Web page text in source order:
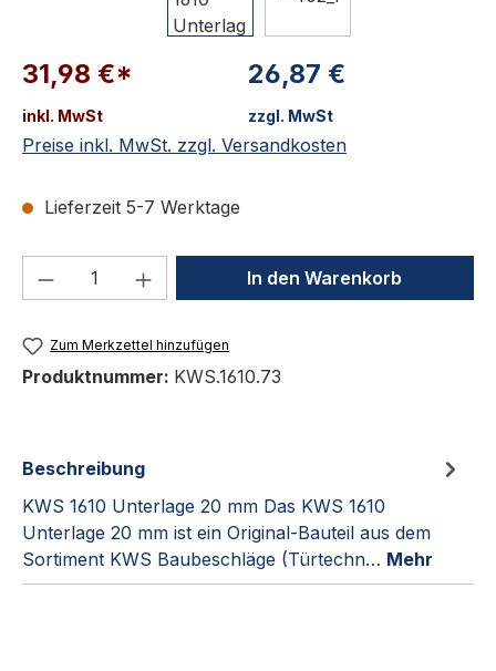
31,98 €*
inkl. MwSt
26,87 €
zzgl. MwSt
Preise inkl. MwSt. zzgl. Versandkosten
Lieferzeit 5-7 Werktage
Produkt Anzahl: Gib denIn den Warenkorb
Zum Merkzettel hinzufügen
Produktnummer: KWS.1610.73
Beschreibung
KWS 1610 Unterlage 20 mm Das KWS 1610
Unterlage 20 mm ist ein Original-Bauteil aus dem
Sortiment KWS Baubeschläge (Türtechn… Mehr